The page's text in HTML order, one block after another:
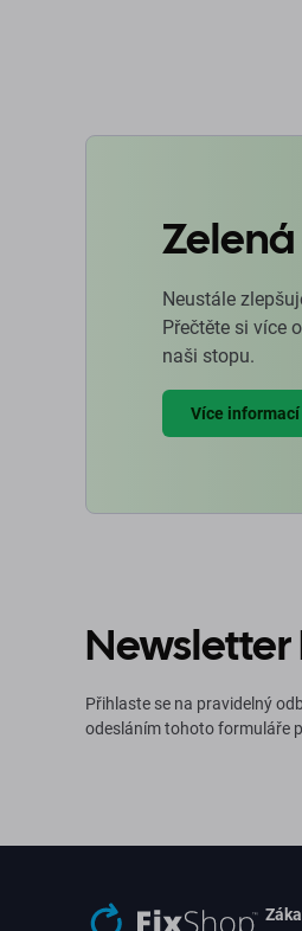
Neustále
Přečtěte si více
naši stopu.
Více informací
Newsletter
Přihlaste se na pravidelný
odesláním tohoto formuláře